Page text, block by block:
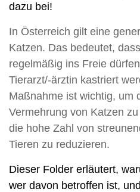
dazu bei!
In Österreich gilt eine
Katzen. Das bedeutet,
regelmäßig ins Freie
Tierarzt/-ärztin kastriert
Maßnahme ist wichtig, um
Vermehrung von Katzen
die hohe Zahl von
Tieren zu reduzieren.
Dieser Folder erläutert,
wer davon betroffen ist,